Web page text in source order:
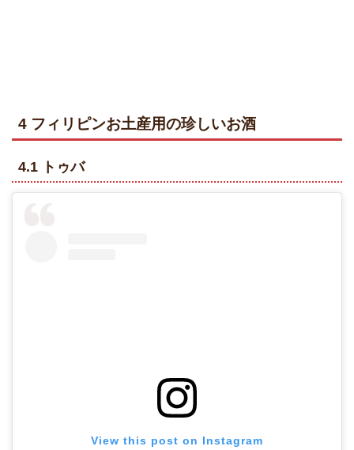
4 フィリピンお土産用の珍しいお酒
4.1 トゥバ
View this post on Instagram